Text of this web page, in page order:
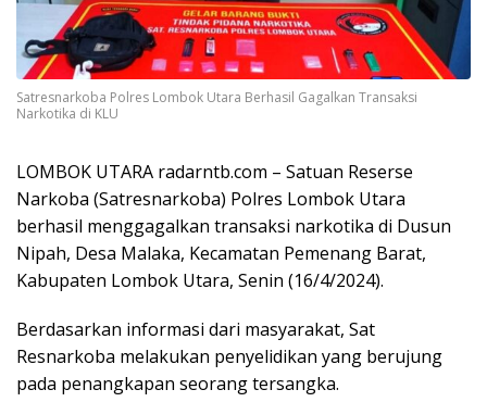
Satresnarkoba Polres Lombok Utara Berhasil Gagalkan Transaksi
Narkotika di KLU
LOMBOK UTARA radarntb.com – Satuan Reserse
Narkoba (Satresnarkoba) Polres Lombok Utara
berhasil menggagalkan transaksi narkotika di Dusun
Nipah, Desa Malaka, Kecamatan Pemenang Barat,
Kabupaten Lombok Utara, Senin (16/4/2024).
Berdasarkan informasi dari masyarakat, Sat
Resnarkoba melakukan penyelidikan yang berujung
pada penangkapan seorang tersangka.